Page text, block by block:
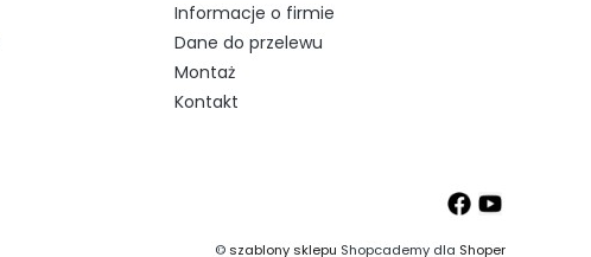
Informacje o firmie
Dane do przelewu
Montaż
Kontakt
©szablony sklepu Shopcademy dla Shoper